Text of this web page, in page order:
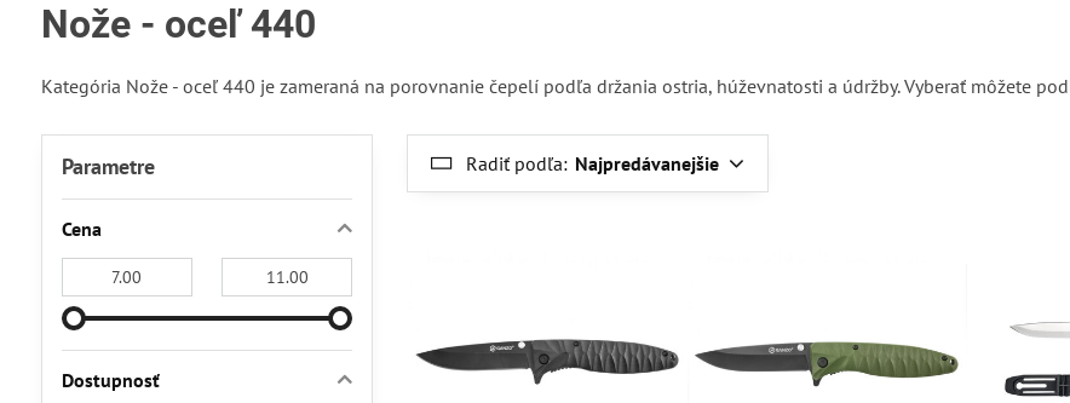
Nože - oceľ 440
Kategória Nože - oceľ 440 je zameraná na porovnanie čepelí podľa držania ostria, húževnatosti a údržby. Vyberať môžete
Radiť podľa: Najpredávanejšie
Parametre
Cena
Dostupnosť